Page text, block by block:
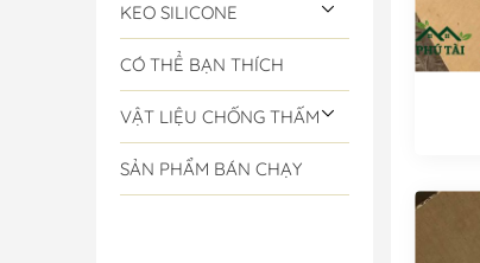
KEO SILICONE
CÓ THỂ BẠN THÍCH
VẬT LIỆU CHỐNG THẤM
SẢN PHẨM BÁN CHẠY